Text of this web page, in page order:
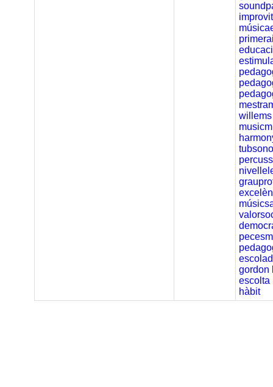
willems
gordon
escolta
hàbit